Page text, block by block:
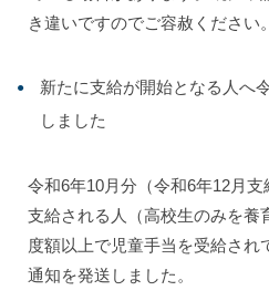
き違いですのでご容赦ください。
新たに支給が開始となる人へ
しました
令和6年10月分（令和6年12月
支給される人（高校生のみを養
度額以上で児童手当を受給さ
通知を発送しました。